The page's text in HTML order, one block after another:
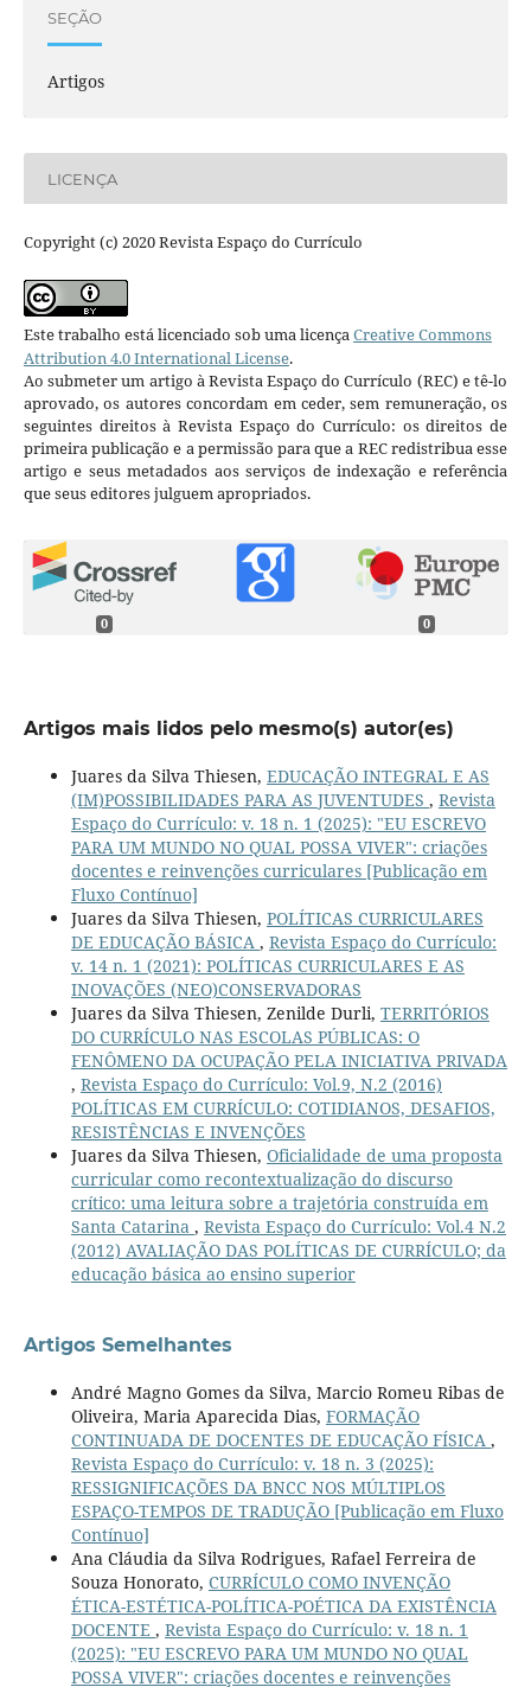
SEÇÃO
Artigos
LICENÇA
Copyright (c) 2020 Revista Espaço do Currículo
Este trabalho está licenciado sob uma licençaCreative Commons
Attribution 4.0 International License.
Ao submeter um artigo à Revista Espaço do Currículo (REC) e tê-lo
aprovado, os autores concordam em ceder, sem remuneração, os
seguintes direitos à Revista Espaço do Currículo: os direitos de
primeira publicação e a permissão para que a REC redistribua esse
artigo e seus metadados aos serviços de indexação e referência
que seus editores julguem apropriados.
0 0
Artigos mais lidos pelo mesmo(s) autor(es)
Juares da Silva Thiesen, EDUCAÇÃO INTEGRAL E AS
(IM)POSSIBILIDADES PARA AS JUVENTUDES , Revista
Espaço do Currículo: v. 18 n. 1 (2025): "EU ESCREVO
PARA UM MUNDO NO QUAL POSSA VIVER": criações
docentes e reinvenções curriculares [Publicação em
Fluxo Contínuo]
Juares da Silva Thiesen, POLÍTICAS CURRICULARES
DE EDUCAÇÃO BÁSICA , Revista Espaço do Currículo:
v. 14 n. 1 (2021): POLÍTICAS CURRICULARES E AS
INOVAÇÕES (NEO)CONSERVADORAS
Juares da Silva Thiesen, Zenilde Durli, TERRITÓRIOS
DO CURRÍCULO NAS ESCOLAS PÚBLICAS: O
FENÔMENO DA OCUPAÇÃO PELA INICIATIVA PRIVADA
, Revista Espaço do Currículo: Vol.9, N.2 (2016)
POLÍTICAS EM CURRÍCULO: COTIDIANOS, DESAFIOS,
RESISTÊNCIAS E INVENÇÕES
Juares da Silva Thiesen, Oficialidade de uma proposta
curricular como recontextualização do discurso
crítico: uma leitura sobre a trajetória construída em
Santa Catarina , Revista Espaço do Currículo: Vol.4 N.2
(2012) AVALIAÇÃO DAS POLÍTICAS DE CURRÍCULO; da
educação básica ao ensino superior
Artigos Semelhantes
André Magno Gomes da Silva, Marcio Romeu Ribas de
Oliveira, Maria Aparecida Dias, FORMAÇÃO
CONTINUADA DE DOCENTES DE EDUCAÇÃO FÍSICA ,
Revista Espaço do Currículo: v. 18 n. 3 (2025):
RESSIGNIFICAÇÕES DA BNCC NOS MÚLTIPLOS
ESPAÇO-TEMPOS DE TRADUÇÃO [Publicação em Fluxo
Contínuo]
Ana Cláudia da Silva Rodrigues, Rafael Ferreira de
Souza Honorato, CURRÍCULO COMO INVENÇÃO
ÉTICA-ESTÉTICA-POLÍTICA-POÉTICA DA EXISTÊNCIA
DOCENTE , Revista Espaço do Currículo: v. 18 n. 1
(2025): "EU ESCREVO PARA UM MUNDO NO QUAL
POSSA VIVER": criações docentes e reinvenções